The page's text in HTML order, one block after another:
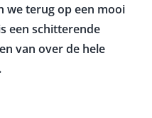
we terug op een mooi
een schitterende
van over de hele